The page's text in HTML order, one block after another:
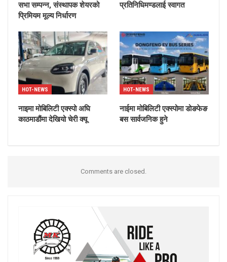
सभा सम्पन्न, संस्थापक शेयरको
प्रिमियम मूल्य निर्धारण
प्रतिनिधिमण्डलाई स्वागत
HOT-NEWS
नाइमा मोबिलिटी एक्स्पो अघि
काठमाडौंमा देखियो चेरी क्यू
HOT-NEWS
नाईमा मोबिलिटी एक्स्पोमा डोङफेङ
बस सार्वजनिक हुने
Comments are closed.